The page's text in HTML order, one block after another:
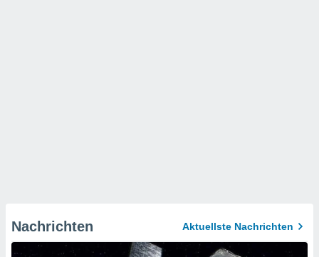
Nachrichten Aktuellste Nachrichten